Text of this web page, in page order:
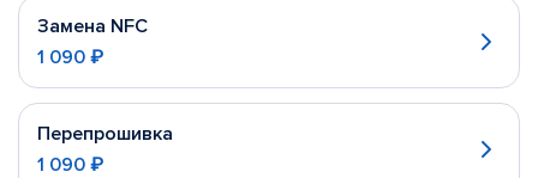
Замена NFC
1 090 ₽
Перепрошивка
1 090 ₽